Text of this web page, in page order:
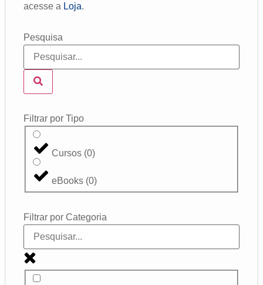
acesse a Loja.
Pesquisa
Filtrar por Tipo
Cursos (0)
eBooks (0)
Filtrar por Categoria